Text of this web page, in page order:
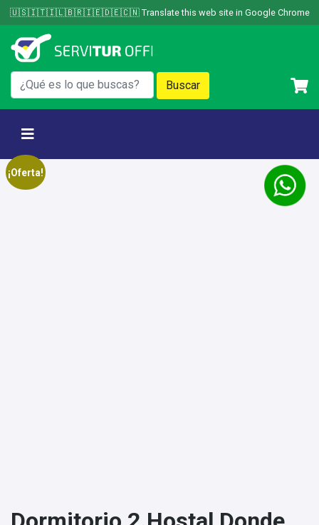
Skip
to
content
🇺🇸🇮🇹🇮🇱🇧🇷🇮🇪🇩🇪🇨🇳 Translate this web site in Google Chrome
¡Oferta!